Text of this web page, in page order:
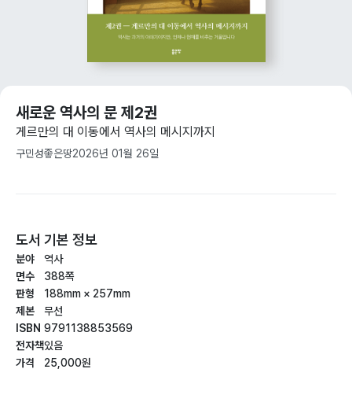
새로운 역사의 문 제2권
게르만의 대 이동에서 역사의 메시지까지
구민성좋은땅2026년 01월 26일
도서 기본 정보
분야
면수
판형
제본
ISBN
전자책
가격
역사
388쪽
188mm × 257mm
무선
9791138853569
있음
25,000원